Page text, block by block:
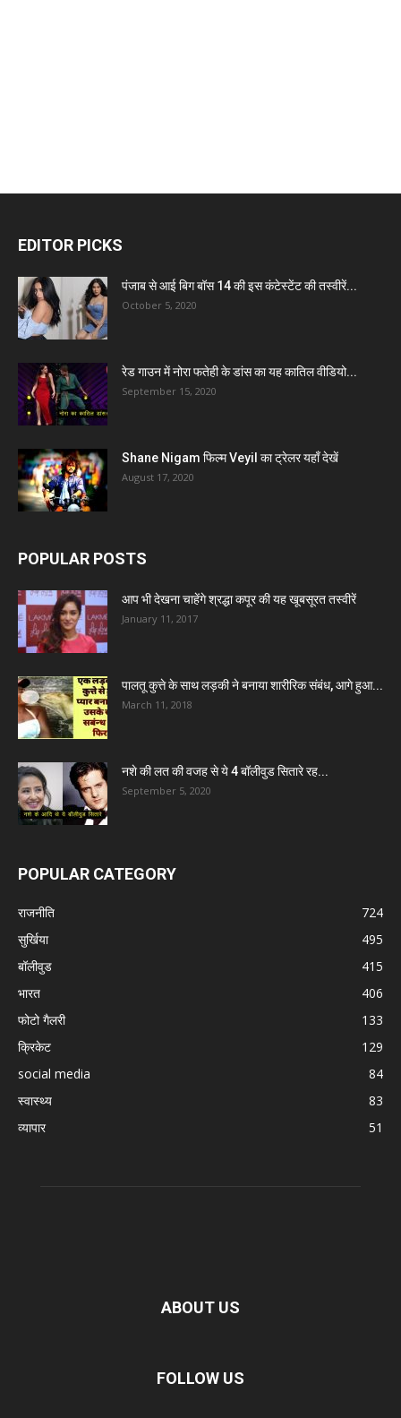
EDITOR PICKS
पंजाब से आई बिग बॉस 14 की इस कंटेस्टेंट की तस्वीरें...
October 5, 2020
रेड गाउन में नोरा फतेही के डांस का यह कातिल वीडियो...
September 15, 2020
Shane Nigam फिल्म Veyil का ट्रेलर यहाँ देखें
August 17, 2020
POPULAR POSTS
आप भी देखना चाहेंगे श्रद्धा कपूर की यह खूबसूरत तस्वीरें
January 11, 2017
पालतू कुत्ते के साथ लड़की ने बनाया शारीरिक संबंध, आगे हुआ...
March 11, 2018
नशे की लत की वजह से ये 4 बॉलीवुड सितारे रह...
September 5, 2020
POPULAR CATEGORY
राजनीति
724
सुर्खिया
495
बॉलीवुड
415
भारत
406
फोटो गैलरी
133
क्रिकेट
129
social media
84
स्वास्थ्य
83
व्यापार
51
ABOUT US
FOLLOW US